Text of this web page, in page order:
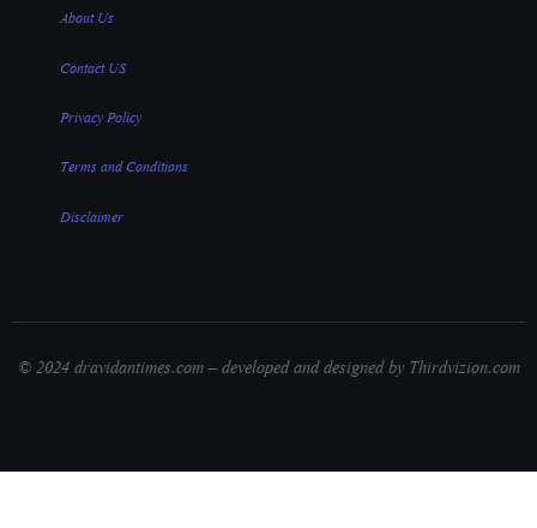
About Us
Contact US
Privacy Policy
Terms and Conditions
Disclaimer
© 2024 dravidantimes.com – developed and designed by Thirdvizion.com